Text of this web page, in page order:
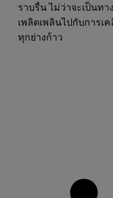
ราบรื่น ไม่ว่าจะเป็นท
เพลิดเพลินไปกับการเ
ทุกย่างก้าว